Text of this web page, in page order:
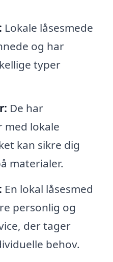
Lokale låsesmede
og har
typer
De har
med lokale
kan sikre dig
materialer.
En lokal låsesmed
personlig og
der tager
behov.